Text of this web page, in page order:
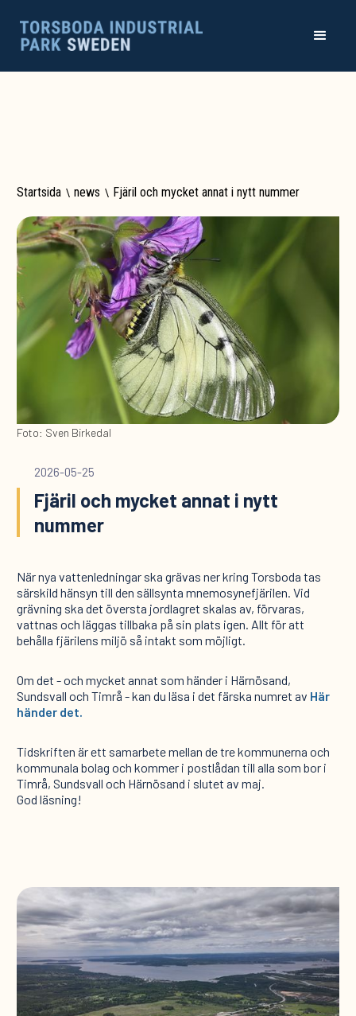
Startsida \ news \ Fjäril och mycket annat i nytt nummer
Foto: Sven Birkedal
2026-05-25
Fjäril och mycket annat i nytt
nummer
När nya vattenledningar ska grävas ner kring Torsboda tas
särskild hänsyn till den sällsynta mnemosynefjärilen. Vid
grävning ska det översta jordlagret skalas av, förvaras,
vattnas och läggas tillbaka på sin plats igen. Allt för att
behålla fjärilens miljö så intakt som möjligt.
Om det - och mycket annat som händer i Härnösand,
Sundsvall och Timrå - kan du läsa i det färska numret av Här
händer det.
Tidskriften är ett samarbete mellan de tre kommunerna och
kommunala bolag och kommer i postlådan till alla som bor i
Timrå, Sundsvall och Härnösand i slutet av maj.
God läsning!